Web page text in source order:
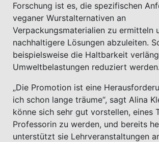
Forschung ist es, die spezifischen
veganer Wurstalternativen an
Verpackungsmaterialien zu ermitteln
nachhaltigere Lösungen abzuleiten.
beispielsweise die Haltbarkeit
Umweltbelastungen reduziert werden.
„Die Promotion ist eine
ich schon lange träume“, sagt Alina
könne sich sehr gut vorstellen, eines
Professorin zu werden, und bereits
unterstützt sie Lehrveranstaltungen